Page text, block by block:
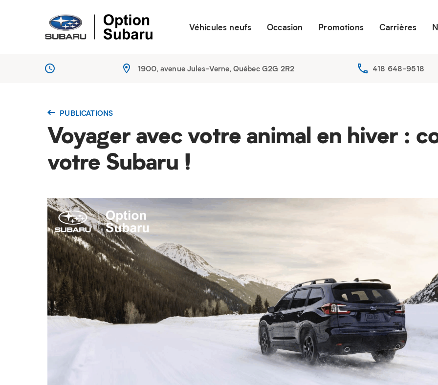
Véhicules neufs Occasion Promotions Carrières
1900, avenue Jules-Verne, Québec G2G 2R2 418 648-9518
PUBLICATIONS
Voyager avec votre animal en hiver :
votre Subaru !